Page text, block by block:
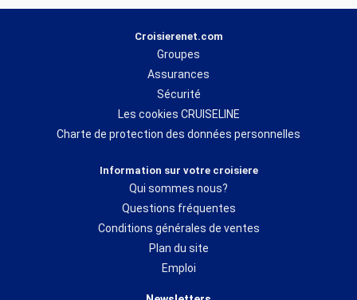
Croisierenet.com
Groupes
Assurances
Sécurité
Les cookies CRUISELINE
Charte de protection des données personnelles
Information sur votre croisiere
Qui sommes nous?
Questions fréquentes
Conditions générales de ventes
Plan du site
Emploi